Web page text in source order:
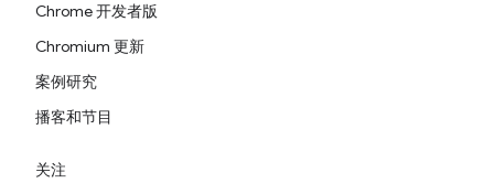
Chrome 开发者版
Chromium 更新
案例研究
播客和节目
关注